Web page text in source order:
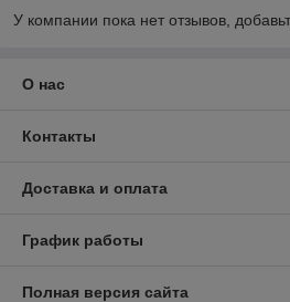
У компании пока нет отзывов,
О нас
Контакты
Доставка и оплата
График работы
Полная версия сайта